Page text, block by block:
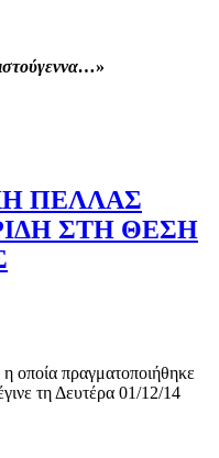
»
ΤΑ
ΠΕΛΛΑΣ
ΣΤΗ ΘΕΣΗ
οποία πραγματοποιήθηκε
τη Δευτέρα 01/12/14